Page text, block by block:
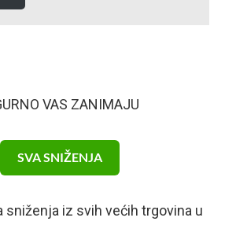
VAS ZANIMAJU
SVA SNIŽENJA
sniženja iz svih većih trgovina u